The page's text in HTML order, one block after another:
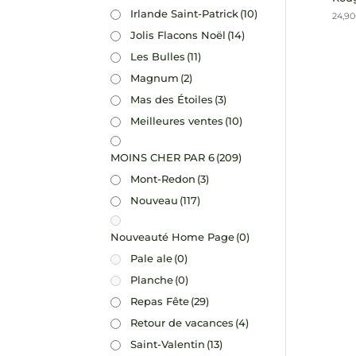
24,90
Irlande Saint-Patrick(10)
Jolis Flacons Noël (14)
Les Bulles (11)
Magnum (2)
Mas des Étoiles (3)
Meilleures ventes (10)
MOINS CHER PAR 6(209)
Mont-Redon (3)
Nouveau (117)
Nouveauté Home Page(0)
Pale ale(0)
Planche(0)
Repas Fête(29)
Retour de vacances (4)
Saint-Valentin (13)